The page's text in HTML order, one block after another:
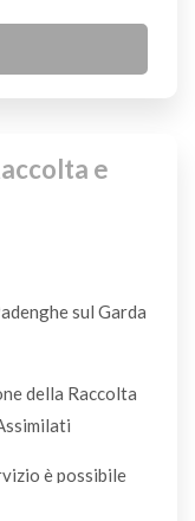
vuote
T o F*
e
sul Garda
della Raccolta
è possibile
cliccando